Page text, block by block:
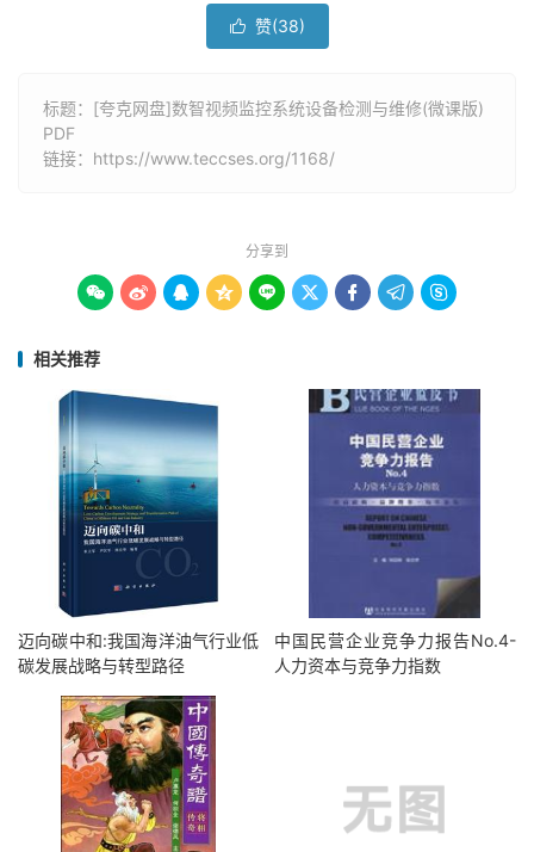
 赞(38)
标题：[夸克网盘]数智视频监控系统设备检测与维修(微课版)
PDF
链接： https://www.teccses.org/1168/
分享到
        
相关推荐
迈向碳中和:我国海洋油气行业低
碳发展战略与转型路径
中国民营企业竞争力报告No.4-
人力资本与竞争力指数